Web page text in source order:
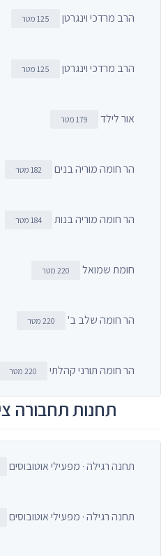
הרב מרדכי וינגרטן 125 מטר
הרב מרדכי וינגרטן 125 מטר
אור לילד 179 מטר
הר חומה מוריה בנים 182 מטר
הר חומה מוריה בנות 184 מטר
חומת שמואל 220 מטר
הר חומה שלב ב' 220 מטר
הר חומה תורני קהלתי 220 מטר
תחנות תחבורה
תחנה רגילה · מפעילי אוטובוסים
תחנה רגילה · מפעילי אוטובוסים